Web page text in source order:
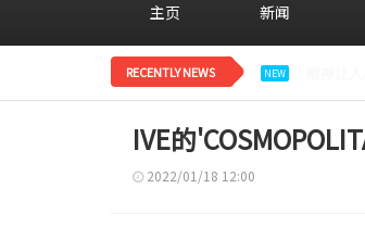
主页 新闻
RECENTLY NEWS NEW
IVE的
2022/01/18 12:00